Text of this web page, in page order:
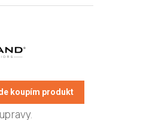
koupím produkt